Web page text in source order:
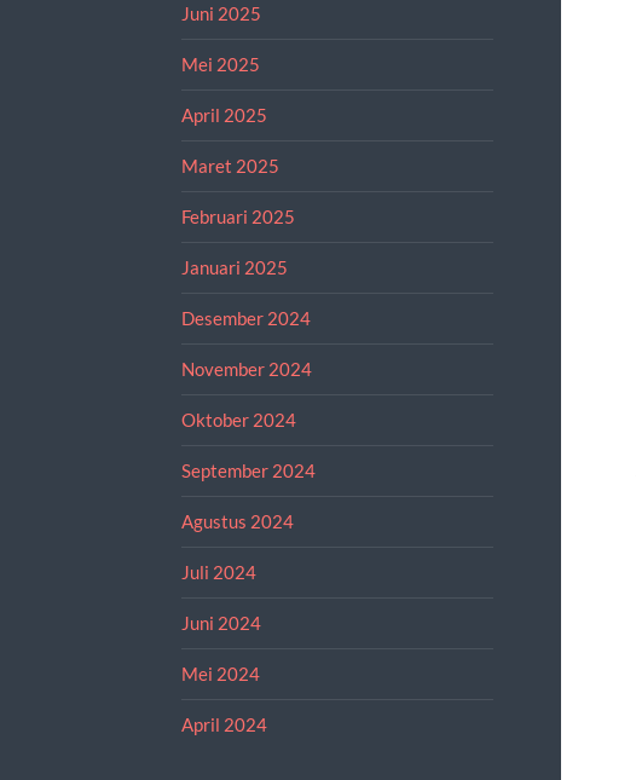
Juni 2025
Mei 2025
April 2025
Maret 2025
Februari 2025
Januari 2025
Desember 2024
November 2024
Oktober 2024
September 2024
Agustus 2024
Juli 2024
Juni 2024
Mei 2024
April 2024